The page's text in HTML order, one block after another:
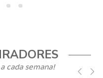
cada semana!